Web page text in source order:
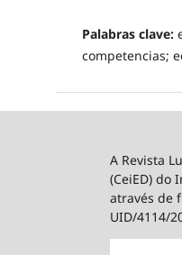
Palabras clave:
competencias;
A Revista
(CeiED) do
através de
UID/4114/